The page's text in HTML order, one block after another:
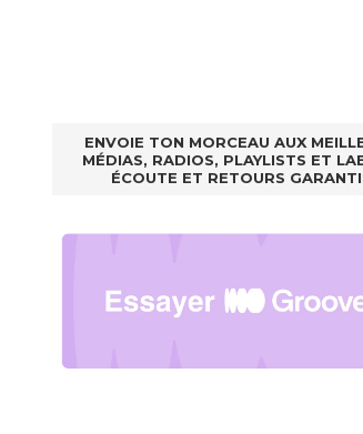
ENVOIE TON MORCEAU AUX
MÉDIAS, RADIOS, PLAYLISTS ET
ÉCOUTE ET RETOURS